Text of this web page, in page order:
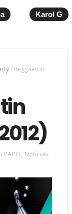
Karol G
/ Reggaeton
, Notícias,